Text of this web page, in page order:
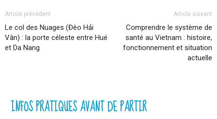
Article précédent
Le col des Nuages (Đèo Hải
Vân) : la porte céleste entre Hué
et Da Nang
Article suivant
Comprendre le système de
santé au Vietnam : histoire,
fonctionnement et situation
actuelle
INFOS PRATIQUES AVANT DE PARTIR